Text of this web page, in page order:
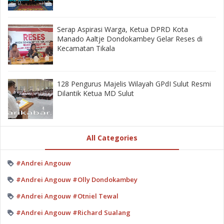
‎Serap Aspirasi Warga, Ketua DPRD Kota
Manado Aaltje Dondokambey Gelar Reses di
Kecamatan Tikala ‎
128 Pengurus Majelis Wilayah GPdI Sulut Resmi
Dilantik Ketua MD Sulut
All Categories
#Andrei Angouw
#Andrei Angouw #Olly Dondokambey
#Andrei Angouw #Otniel Tewal
#Andrei Angouw #Richard Sualang